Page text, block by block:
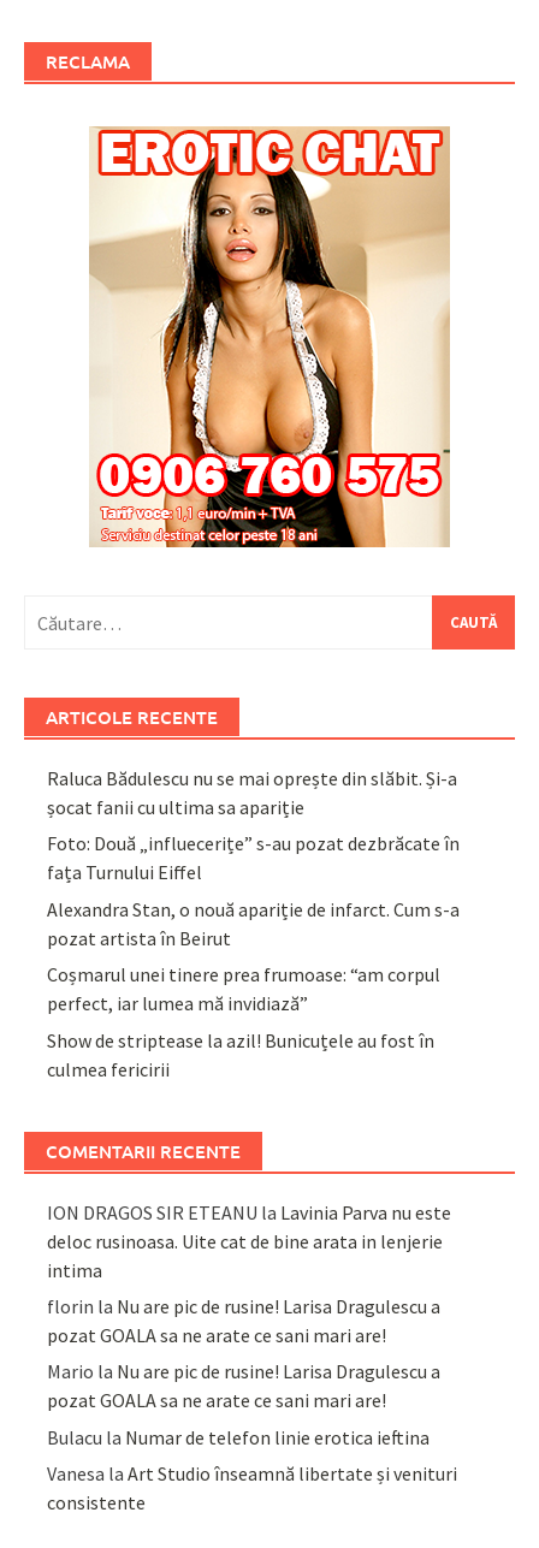
RECLAMA
după:
ARTICOLE RECENTE
Raluca Bădulescu nu se mai oprește din slăbit. Și-a
șocat fanii cu ultima sa apariție
Foto: Două „influecerițe” s-au pozat dezbrăcate în
fața Turnului Eiffel
Alexandra Stan, o nouă apariție de infarct. Cum s-a
pozat artista în Beirut
Coșmarul unei tinere prea frumoase: “am corpul
perfect, iar lumea mă invidiază”
Show de striptease la azil! Bunicuțele au fost în
culmea fericirii
COMENTARII RECENTE
ION DRAGOS SIR ETEANU la Lavinia Parva nu este
deloc rusinoasa. Uite cat de bine arata in lenjerie
intima
florin la Nu are pic de rusine! Larisa Dragulescu a
pozat GOALA sa ne arate ce sani mari are!
Mario la Nu are pic de rusine! Larisa Dragulescu a
pozat GOALA sa ne arate ce sani mari are!
Bulacu la Numar de telefon linie erotica ieftina
Vanesa laArt Studio înseamnă libertate și venituri
consistente